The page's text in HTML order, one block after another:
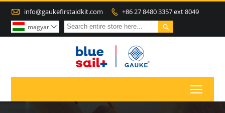
 info@gaukefirstaidkit.com  +86 27 8480 3357 ext 8049

magyar 